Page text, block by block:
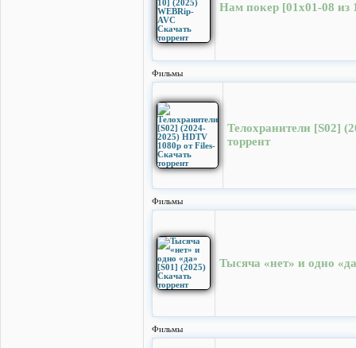
Нам покер [01x01-08 из
Фильмы
Телохранители [S02]
торрент
Фильмы
Тысяча «нет» и одно
Фильмы